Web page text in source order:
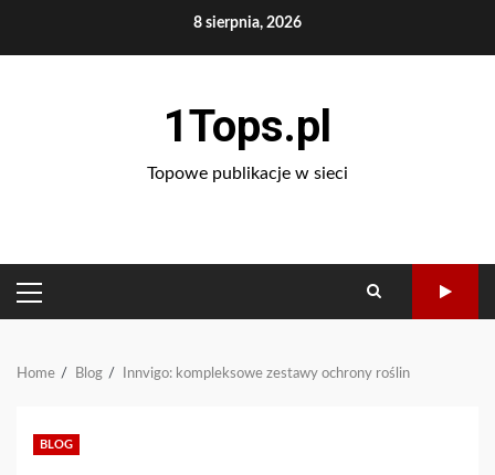
8 sierpnia, 2026
1Tops.pl
Topowe publikacje w sieci
PRIMARY
MENU
Home Blog Innvigo: kompleksowe zestawy ochrony roślin
BLOG